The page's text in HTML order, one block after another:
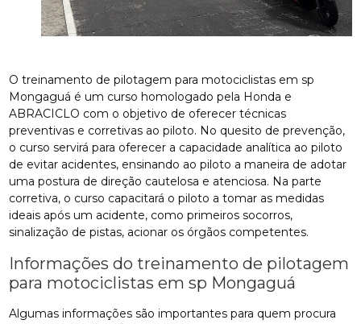
O treinamento de pilotagem para motociclistas em sp
Mongaguá é um curso homologado pela Honda e
ABRACICLO com o objetivo de oferecer técnicas
preventivas e corretivas ao piloto. No quesito de prevenção,
o curso servirá para oferecer a capacidade analítica ao piloto
de evitar acidentes, ensinando ao piloto a maneira de adotar
uma postura de direção cautelosa e atenciosa. Na parte
corretiva, o curso capacitará o piloto a tomar as medidas
ideais após um acidente, como primeiros socorros,
sinalização de pistas, acionar os órgãos competentes.
Informações do treinamento de pilotagem
para motociclistas em sp Mongaguá
Algumas informações são importantes para quem procura